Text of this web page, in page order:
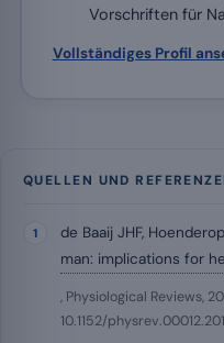
Vorschriften für
Vollständiges Profil
QUELLEN UND
de Baaij JHF,
man: implications for
, Physiological Reviews,
10.1152/